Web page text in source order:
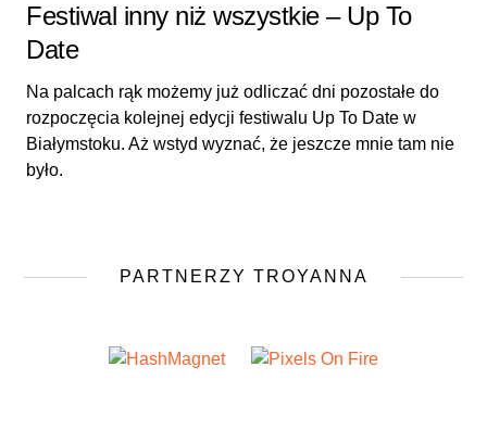
Festiwal inny niż wszystkie – Up To
Date
Na palcach rąk możemy już odliczać dni pozostałe do
rozpoczęcia kolejnej edycji festiwalu Up To Date w
Białymstoku. Aż wstyd wyznać, że jeszcze mnie tam nie
było.
PARTNERZY TROYANNA